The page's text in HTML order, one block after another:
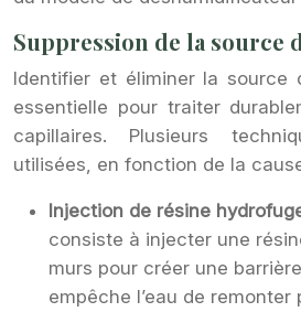
Suppression de la source
Identifier et éliminer la source
essentielle pour traiter
capillaires. Plusieurs
utilisées, en fonction de la
Injection de résine
consiste à injecter une
murs pour créer une
empêche l’eau de remonter